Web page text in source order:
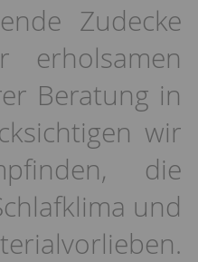
Zudecke
Beratung in
wir
die
und